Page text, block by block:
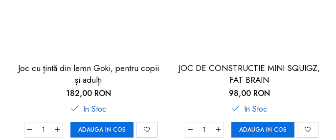
Joc cu țintă din lemn Goki, pentru copii
și adulți
182,00 RON
In Stoc
ADAUGA IN COS
JOC DE CONSTRUCTIE MINI SQUIGZ,
FAT BRAIN
98,00 RON
In Stoc
ADAUGA IN COS